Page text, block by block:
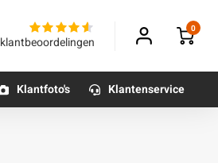
klantbeoordelingen
0
Klantfoto's Klantenservice